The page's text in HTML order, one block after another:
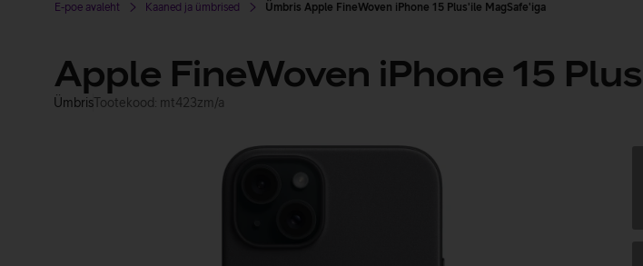
E-poe avaleht Kaaned ja ümbrised Ümbris Apple FineWoven iPhone 15 Plus'ile MagSafe'iga
Apple FineWoven iPhone 15
ÜmbrisTootekood: mt423zm/a